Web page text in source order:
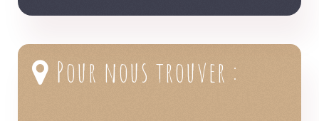
Pour nous trouver :